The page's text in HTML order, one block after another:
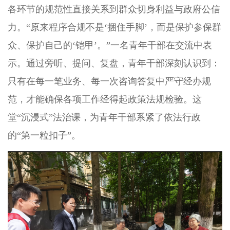
各环节的规范性直接关系到群众切身利益与政府公信
力。“原来程序合规不是‘捆住手脚’，而是保护参保群
众、保护自己的‘铠甲’。”一名青年干部在交流中表
示。通过旁听、提问、复盘，青年干部深刻认识到：
只有在每一笔业务、每一次咨询答复中严守经办规
范，才能确保各项工作经得起政策法规检验。这
堂“沉浸式”法治课，为青年干部系紧了依法行政
的“第一粒扣子”。